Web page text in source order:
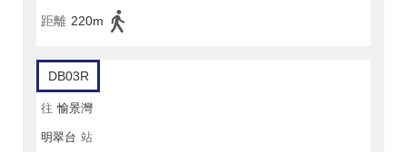
距離 220m
DB03R
往 愉景灣
明翠台 站